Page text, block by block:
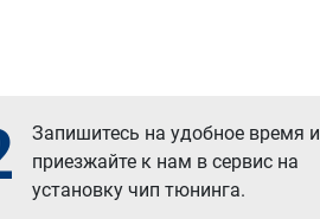
Запишитесь на удобное время и
приезжайте к нам в сервис на
установку чип тюнинга.